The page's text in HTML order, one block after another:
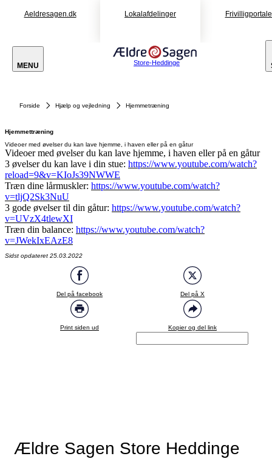
Aeldresagen.dk Lokalafdelinger
MENU Store-Heddinge
Forside Hjælp og vejledning Hjemmetræning
Hjemmettræning
Videoer med øvelser du kan lave hjemme, i haven eller på en gåtur
Videoer med øvelser du kan lave hjemme, i haven eller på en gåtur
3 øvelser du kan lave i din stue: https://www.youtube.com/watch?
reload=9&v=KIoJs39NWWE
Træn dine lårmuskler: https://www.youtube.com/watch?
v=tljQ2Sk3NuU
3 gode øvelser til din gåtur: https://www.youtube.com/watch?
v=UVzX4tlewXI
Træn din balance: https://www.youtube.com/watch?
v=JWekIxEAzE8
Sidst opdateret 25.03.2022
Del på facebook Del på X
Print siden ud Kopier og del link
Ældre Sagen Store Heddinge